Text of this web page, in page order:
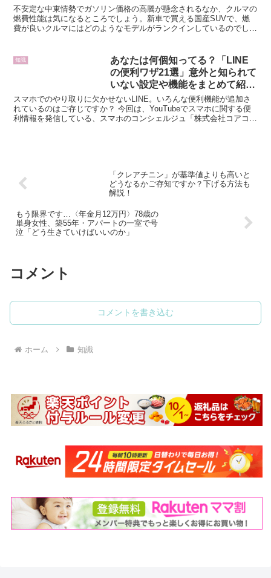
3とは！
不安定な中東情勢でガソリン価格の高騰が懸念されるなか、クルマの
燃費性能は気になるところでしょう。新車で買える国産SUVで、燃
費が良いクルマにはどのようなモデルがランクインしているのでしょ
知識
あなたは何個知ってる？「LINE
の便利ワザ21選」意外と知られて
いない設定や機能をまとめて紹
介！
スマホでのやり取りに欠かせないLINE。いろんな便利機能が追加さ
れているのはご存じですか？ 今回は、YouTubeでスマホに関する便
利情報を発信している、スマホのコンシェルジュ「株式会社コアコン
「クレアチニン」が基準値よりも高いと
どうなるかご存知ですか？下げる方法も
解説！
もう限界です…〈年金月12万円〉78歳の
単身女性、築55年・アパートの一室で号
泣「どう生きていけばいいのか」
コメント
コメントを書き込む
ホーム 知識